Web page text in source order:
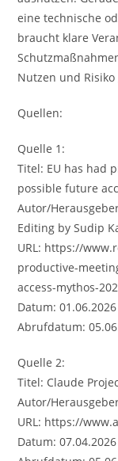
eine technische
braucht klare
Nutzen und
Quellen:
Quelle 1:
Titel: EU has had
possible future
Autor/
Editing by Sudip
URL: https://
productive-
access-mythos-
Datum: 01.06.2026
Abrufdatum:
Quelle 2:
Titel: Claude
Autor/
URL: https://
Datum: 07.04.2026